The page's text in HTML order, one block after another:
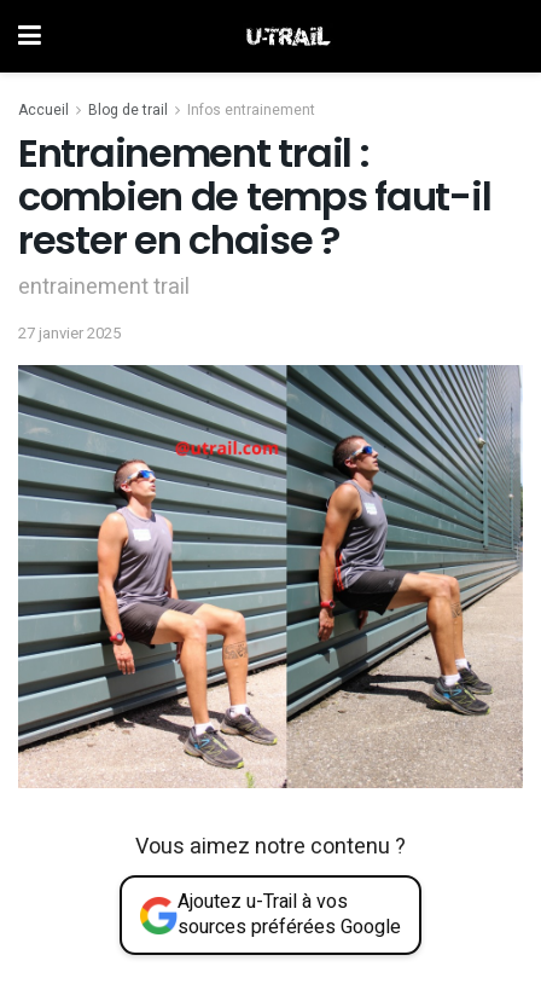
Accueil Blog de trail Infos entrainement
Entrainement trail :
combien de temps faut-il
rester en chaise ?
entrainement trail
27 janvier 2025
Vous aimez notre contenu ?
Ajoutez u-Trail à vos
sources préférées Google